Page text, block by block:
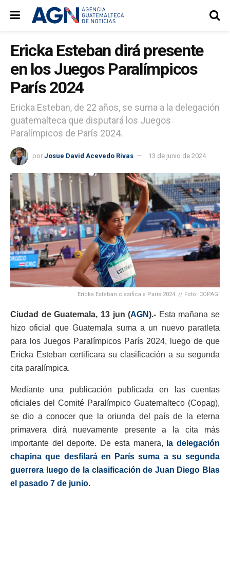
Ericka Esteban dirá presente
en los Juegos Paralímpicos
París 2024
Ericka Esteban, de 22 años, se suma a la delegación
guatemalteca que disputará los Juegos
Paralímpicos de París 2024.
por Josue David Acevedo Rivas 13 de junio de 2024
Ericka Esteban clasifica a París 2024. // Foto: COPAG.
Ciudad de Guatemala, 13jun (AGN).- Esta mañana se
hizo oficial que Guatemala suma a un nuevo paratleta
para los Juegos Paralímpicos París 2024, luego de que
Ericka Esteban certificara su clasificación a su segunda
cita paralímpica.
Mediante una publicación publicada en las cuentas
oficiales del Comité Paralímpico Guatemalteco (Copag),
se dio a conocer que la oriunda del país de la eterna
primavera dirá nuevamente presente a la cita más
importante del deporte. De esta manera, la delegación
chapina que desfilará en París suma a su segunda
guerrera luego de la clasificación de Juan Diego Blas
el pasado 7 de junio.